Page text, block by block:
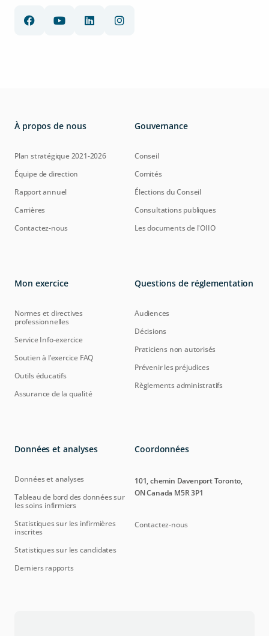
À propos de nous
Plan stratégique 2021-2026
Équipe de direction
Rapport annuel
Carrières
Contactez-nous
Gouvernance
Conseil
Comités
Élections du Conseil
Consultations publiques
Les documents de l'OIIO
Mon exercice
Normes et directives
professionnelles
Service Info-exercice
Soutien à l’exercice FAQ
Outils éducatifs
Assurance de la qualité
Questions de réglementation
Audiences
Décisions
Praticiens non autorisés
Prévenir les préjudices
Règlements administratifs
Données et analyses
Données et analyses
Tableau de bord des données sur
les soins infirmiers
Statistiques sur les infirmières
inscrites
Statistiques sur les candidates
Derniers rapports
Coordonnées
101, chemin Davenport Toronto,
ON Canada M5R 3P1
Contactez-nous